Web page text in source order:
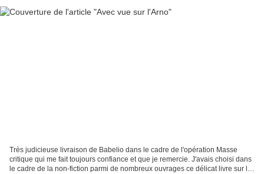
Très judicieuse livraison de Babelio dans le cadre de l'opération Masse
critique qui me fait toujours confiance et que je remercie. J'avais choisi dans
le cadre de la non-fiction parmi de nombreux ouvrages ce délicat livre sur la